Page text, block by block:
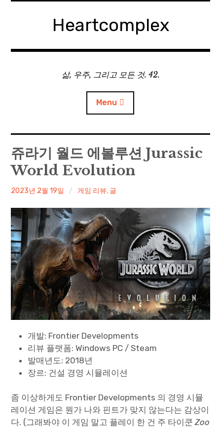
Heartcomplex
삶, 우주, 그리고 모든 것. 42.
Menu
홈
Private Military Manager: Tactical Auto Battler
Plebby Quest: The Crusades
GOTYS
Paper Star Fighters
Homemade Studio
Blender Training
English
쥬라기 월드 에볼루션 Jurassic
World Evolution
irene
2023년 2월 19일 게임 리뷰, 글
개발: Frontier Developments
리뷰 플랫폼: Windows PC / Steam
발매년도: 2018년
장르: 건설 경영 시뮬레이션
좀 이상하게도 Frontier Developments 의 경영 시뮬
레이션 게임은 뭔가 나와 핀트가 맞지 않는다는 감상이
다. (그래봐야 이 게임 말고 플레이 한 건 주 타이쿤Zoo